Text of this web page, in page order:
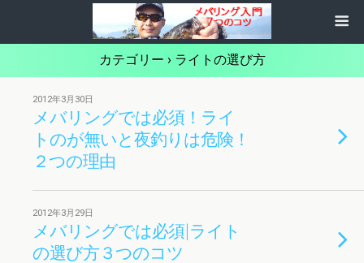
カテゴリー › ライトの選び方
2012年3月30日
メバリングでは必須！ライ
トのが無いと夜釣りは危険！
２つの理由
2012年3月29日
メバリングでは必須|ライト
の選び方３つのコツ